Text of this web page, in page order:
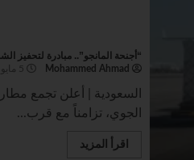
“أجنحة المانجو”.. مبادرة لتحفيز
Mohammed Ahmad
السعودية | أعلن تجمع
الجوي، تزامناً مع قرب...
اقرأ المزيد